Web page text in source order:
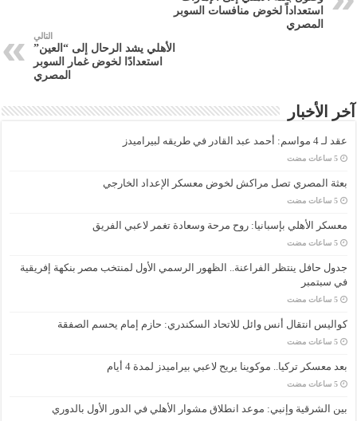
استعداداً لخوض منافسات السوبر
المصري
التالي
الأهلي يشد الرحال إلى “العين”
استعدادًا لخوض غمار السوبر
المصري
آخر الأخبار
عقد لـ 4 مواسم: أحمد عبد القادر في طريقه لبيراميدز
‏5 ساعات مضت
بعثة المصري تصل مراكش لخوض معسكر الإعداد الخارجي
‏5 ساعات مضت
معسكر الأهلي بإسبانيا: روح مرحة وسعادة تغمر لاعبي الفريق
‏5 ساعات مضت
جدول حافل ينتظر الفراعنة.. الظهور الرسمي الأول لمنتخب مصر بنكهة إفريقية
في سبتمبر
‏5 ساعات مضت
كواليس انتقال أنس وائل للاتحاد السكندري: حازم إمام يحسم الصفقة
‏5 ساعات مضت
بعد معسكر تركيا.. موكوينا يريح لاعبي بيراميدز لمدة 4 أيام
‏5 ساعات مضت
بين الشرقية وإنبي: موعد انطلاق مشوار الأهلي في الدور الأول بالدوري